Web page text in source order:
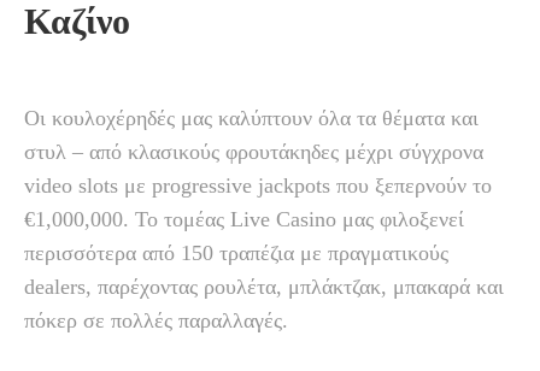
Καζίνο
Οι κουλοχέρηδές μας καλύπτουν όλα τα θέματα και
στυλ – από κλασικούς φρουτάκηδες μέχρι σύγχρονα
video slots με progressive jackpots που ξεπερνούν το
€1,000,000. Το τομέας Live Casino μας φιλοξενεί
περισσότερα από 150 τραπέζια με πραγματικούς
dealers, παρέχοντας ρουλέτα, μπλάκτζακ, μπακαρά και
πόκερ σε πολλές παραλλαγές.